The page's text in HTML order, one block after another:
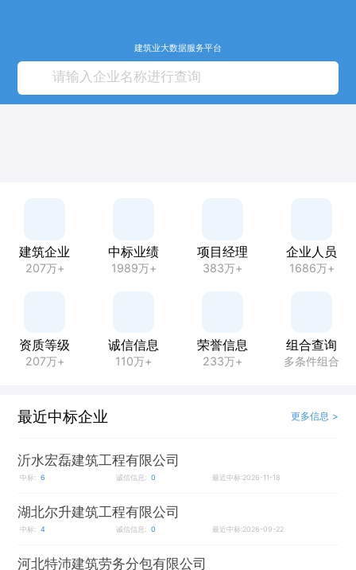
建筑业大数据服务平台
建筑企业
207万+
中标业绩
1989万+
项目经理
383万+
企业人员
1686万+
资质等级
207万+
诚信信息
110万+
荣誉信息
233万+
组合查询
多条件组合
最近中标企业 更多信息 >
沂水宏磊建筑工程有限公司
中标: 6 诚信信息: 0 最近中标:2026-11-18
湖北尔升建筑工程有限公司
中标: 4 诚信信息: 0 最近中标:2026-09-22
河北特沛建筑劳务分包有限公司